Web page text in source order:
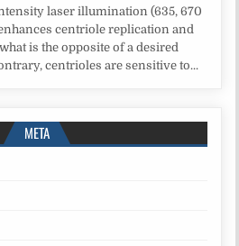
laser illumination (635, 670
centriole replication and
is the opposite of a desired
centrioles are sensitive to...
META